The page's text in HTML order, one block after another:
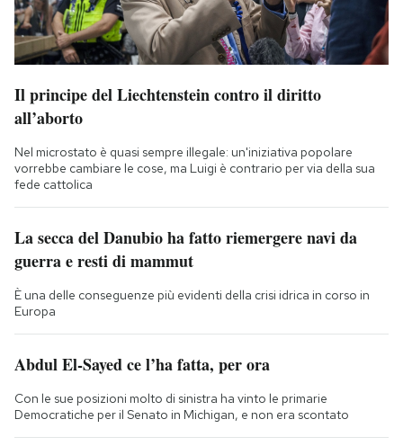
Il principe del Liechtenstein contro il diritto
all’aborto
Nel microstato è quasi sempre illegale: un'iniziativa popolare
vorrebbe cambiare le cose, ma Luigi è contrario per via della sua
fede cattolica
La secca del Danubio ha fatto riemergere navi da
guerra e resti di mammut
È una delle conseguenze più evidenti della crisi idrica in corso in
Europa
Abdul El-Sayed ce l’ha fatta, per ora
Con le sue posizioni molto di sinistra ha vinto le primarie
Democratiche per il Senato in Michigan, e non era scontato